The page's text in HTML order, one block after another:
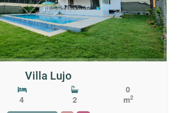
Villa Lujo
4 2
0
m2